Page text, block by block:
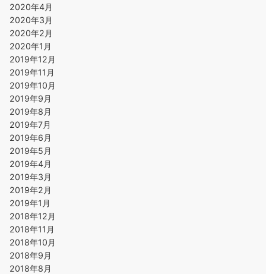
2020年4月
2020年3月
2020年2月
2020年1月
2019年12月
2019年11月
2019年10月
2019年9月
2019年8月
2019年7月
2019年6月
2019年5月
2019年4月
2019年3月
2019年2月
2019年1月
2018年12月
2018年11月
2018年10月
2018年9月
2018年8月